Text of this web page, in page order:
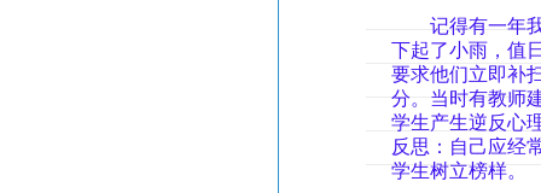
记得有一年我
下起了小雨，值
要求他们立即补
分。当时有教师
学生产生逆反心
反思：自己应经
学生树立榜样。